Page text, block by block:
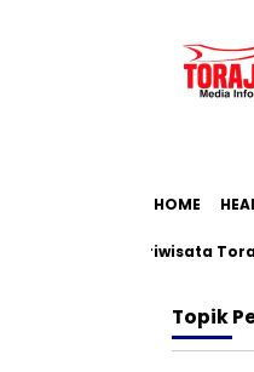
HOME
Roadmap Pariwisata Toraja
Topik